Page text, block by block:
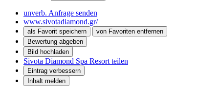
unverb. Anfrage senden
www.sivotadiamond.gr/
als Favorit speichern
von Favoriten entfernen
Bewertung abgeben
Bild hochladen
Sivota Diamond Spa Resort teilen
Eintrag verbessern
Inhalt melden